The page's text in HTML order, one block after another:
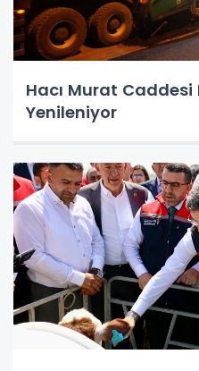
Hacı Murat Caddesi
Yenileniyor